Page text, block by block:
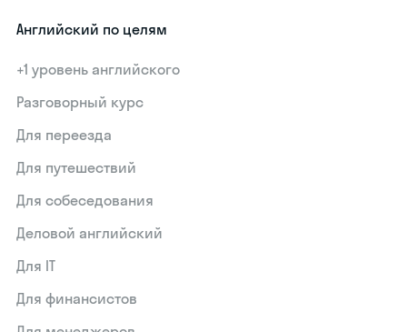
Английский по целям
+1 уровень английского
Разговорный курс
Для переезда
Для путешествий
Для собеседования
Деловой английский
Для IT
Для финансистов